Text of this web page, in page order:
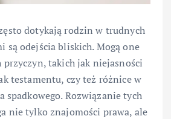
dotykają rodzin w trudnych
są odejścia bliskich. Mogą one
przyczyn, takich jak niejasności
testamentu, czy też różnice w
spadkowego. Rozwiązanie tych
nie tylko znajomości prawa, ale